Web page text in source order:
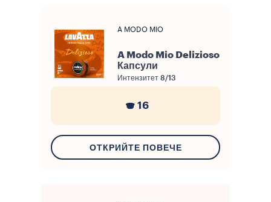
A MODO MIO
A Modo Mio Delizioso
Капсули
Интензитет 8/13
16
ОТКРИЙТЕ ПОВЕЧЕ